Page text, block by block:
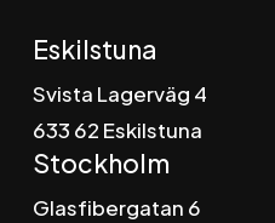
Eskilstuna
Svista Lagerväg 4
633 62 Eskilstuna
Stockholm
Glasfibergatan 6